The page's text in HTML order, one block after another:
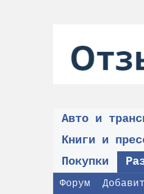
Авто и
Книги и
Покупки
Форум